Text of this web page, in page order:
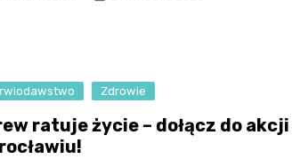
Zdrowie
ratuje życie – dołącz do